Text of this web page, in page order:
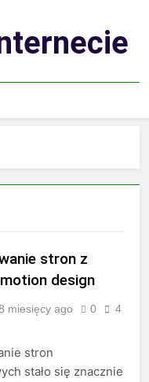
stron z
design
miesięcy ago 0
4
stron
stało się znacznie